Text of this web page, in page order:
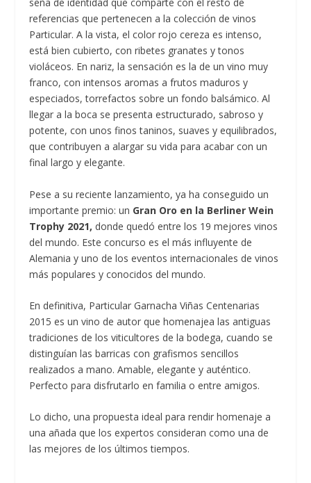
referencias que pertenecen a la colección de vinos
Particular. A la vista, el color rojo cereza es intenso,
está bien cubierto, con ribetes granates y tonos
violáceos. En nariz, la sensación es la de un vino muy
franco, con intensos aromas a frutos maduros y
especiados, torrefactos sobre un fondo balsámico. Al
llegar a la boca se presenta estructurado, sabroso y
potente, con unos finos taninos, suaves y equilibrados,
que contribuyen a alargar su vida para acabar con un
final largo y elegante.
Pese a su reciente lanzamiento, ya ha conseguido un
importante premio: un Gran Oro en la Berliner Wein
Trophy 2021, donde quedó entre los 19 mejores vinos
del mundo. Este concurso es el más influyente de
Alemania y uno de los eventos internacionales de vinos
más populares y conocidos del mundo.
En definitiva, Particular Garnacha Viñas Centenarias
2015 es un vino de autor que homenajea las antiguas
tradiciones de los viticultores de la bodega, cuando se
distinguían las barricas con grafismos sencillos
realizados a mano. Amable, elegante y auténtico.
Perfecto para disfrutarlo en familia o entre amigos.
Lo dicho, una propuesta ideal para rendir homenaje a
una añada que los expertos consideran como una de
las mejores de los últimos tiempos.